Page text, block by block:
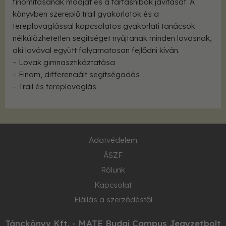
könyvben szereplő trail gyakorlatok és a
tereplovaglással kapcsolatos gyakorlati tanácsok
nélkülözhetetlen segítséget nyújtanak minden lovasnak,
aki lovával együtt folyamatosan fejlődni kíván.
– Lovak gimnasztikáztatása
– Finom, differenciált segítségadás
– Trail és tereplovaglás
Adatvédelem
ÁSZF
Rólunk
Kapcsolat
Elállás a szerződéstől
Tánckönyv Kft. - MATE Budai Campus Jegyzetbolt